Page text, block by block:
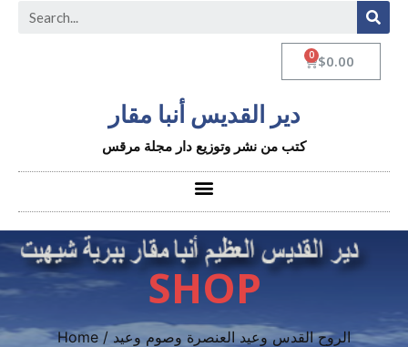
$0.00
دير القديس أنبا مقار
كتب من نشر وتوزيع دار مجلة مرقس
SHOP
Home / الروح القدس وعيد العنصرة وصوم وعيد